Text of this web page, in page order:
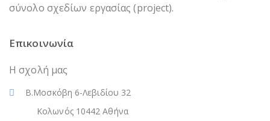
σύνολο σχεδίων εργασίας (project).
Επικοινωνία
Η σχολή μας
Β.Μοσκόβη 6-Λεβιδίου 32
Κολωνός 10442 Αθήνα